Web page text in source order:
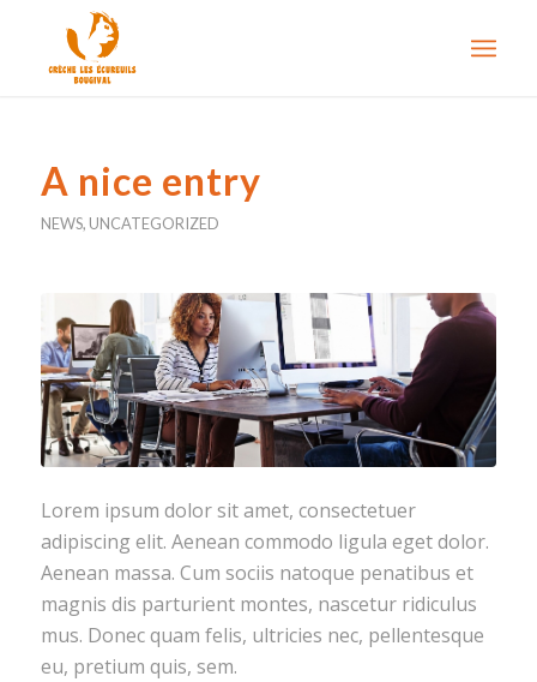
A nice entry
NEWS, UNCATEGORIZED
Lorem ipsum dolor sit amet, consectetuer
adipiscing elit. Aenean commodo ligula eget dolor.
Aenean massa. Cum sociis natoque penatibus et
magnis dis parturient montes, nascetur ridiculus
mus. Donec quam felis, ultricies nec, pellentesque
eu, pretium quis, sem.